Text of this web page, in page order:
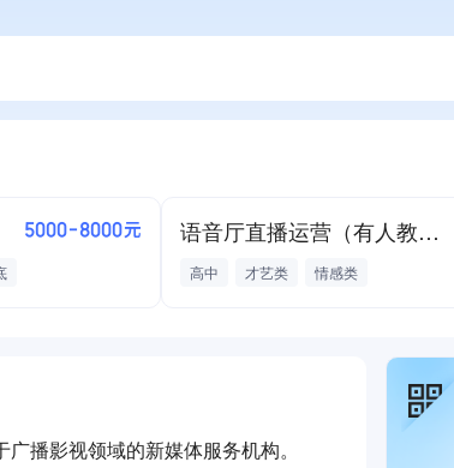
5000-8000元 语音厅直播运营（有人教，有人带）
高中 才艺类 情感类
播影视领域的新媒体服务机构。